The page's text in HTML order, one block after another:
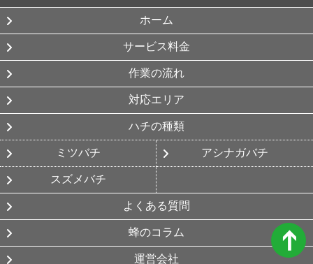
ホーム
サービス料金
作業の流れ
対応エリア
ハチの種類
ミツバチ アシナガバチ
スズメバチ
よくある質問
蜂のコラム
運営会社
➔